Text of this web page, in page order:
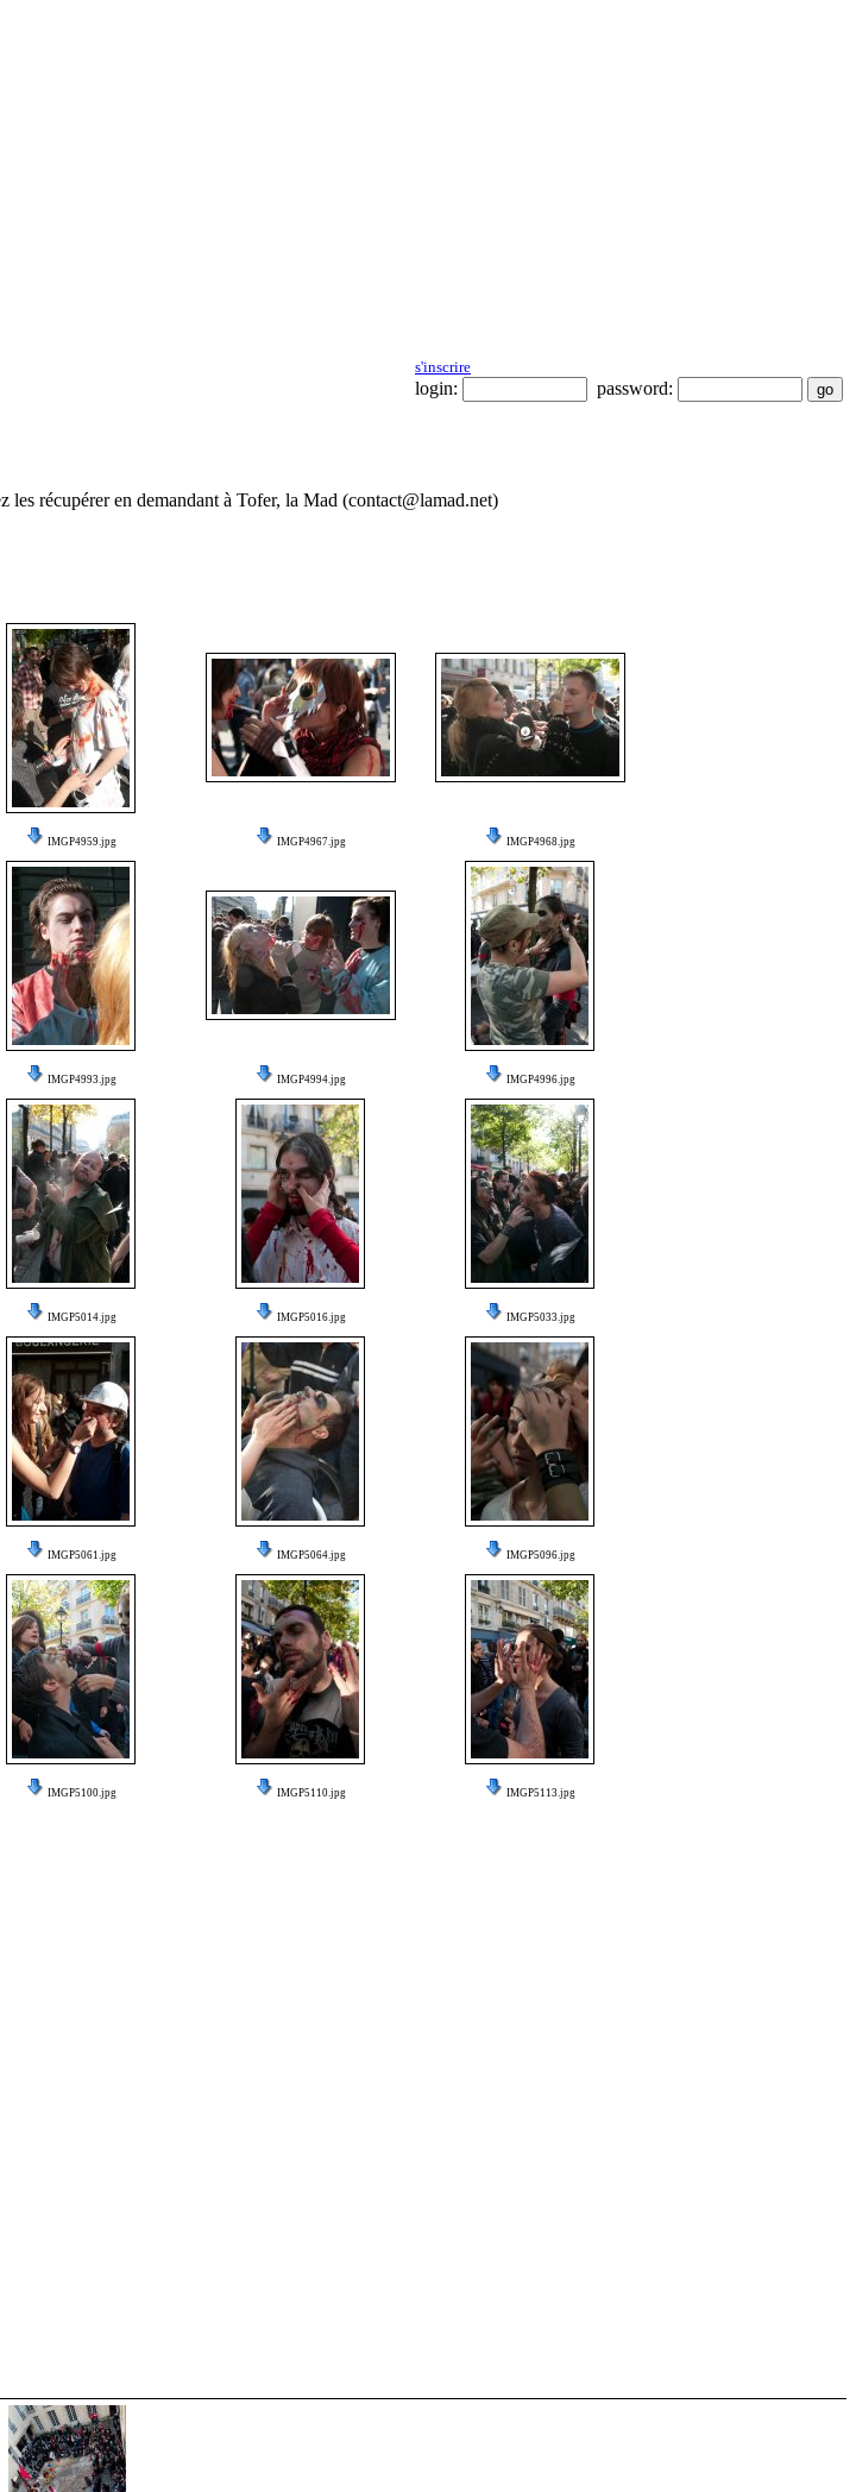
s'inscrire
login:
password:
récupérer en demandant à Tofer, la Mad (contact@lamad.net)
IMGP4959.jpg IMGP4967.jpg IMGP4968.jpg
IMGP4993.jpg IMGP4994.jpg IMGP4996.jpg
IMGP5014.jpg IMGP5016.jpg IMGP5033.jpg
IMGP5061.jpg IMGP5064.jpg IMGP5096.jpg
IMGP5100.jpg IMGP5110.jpg IMGP5113.jpg